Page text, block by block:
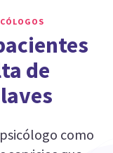
de
como